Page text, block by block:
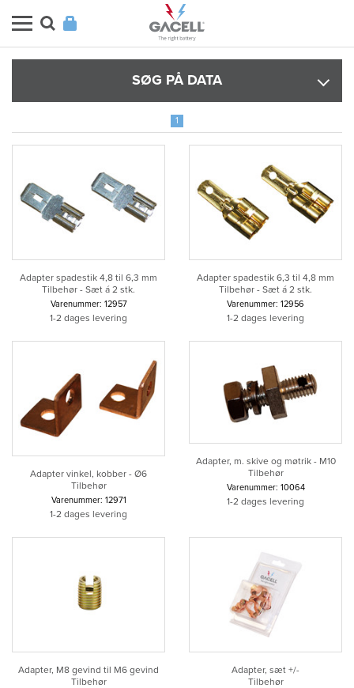
SØG PÅ DATA
1
Adapter spadestik 4,8 til 6,3 mm
Tilbehør - Sæt á 2 stk.
Varenummer: 12957
1-2 dages levering
Adapter spadestik 6,3 til 4,8 mm
Tilbehør - Sæt á 2 stk.
Varenummer: 12956
1-2 dages levering
Adapter vinkel, kobber - Ø6
Tilbehør
Varenummer: 12971
1-2 dages levering
Adapter, m. skive og møtrik - M10
Tilbehør
Varenummer: 10064
1-2 dages levering
Adapter, M8 gevind til M6 gevind
Tilbehør
Adapter, sæt +/-
Tilbehør